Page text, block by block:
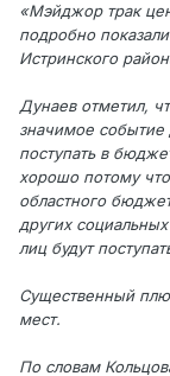
«Мэйджор трак
подробно
Истринского
Дунаев отметил,
значимое событие
поступать в
хорошо потому
областного
других
лиц будут
Существенный
мест.
По словам